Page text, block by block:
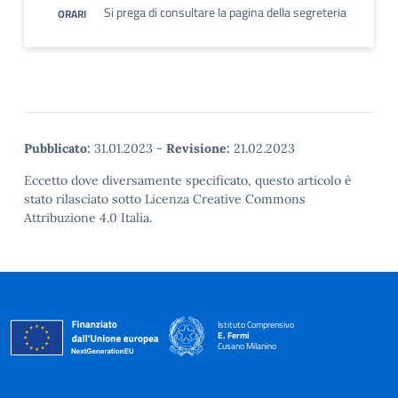
ORARI Si prega di consultare la pagina della segreteria
Pubblicato: 31.01.2023 - Revisione: 21.02.2023
Eccetto dove diversamente specificato, questo articolo è
stato rilasciato sotto Licenza Creative Commons
Attribuzione 4.0 Italia.
Istituto Comprensivo
E. Fermi
Cusano Milanino